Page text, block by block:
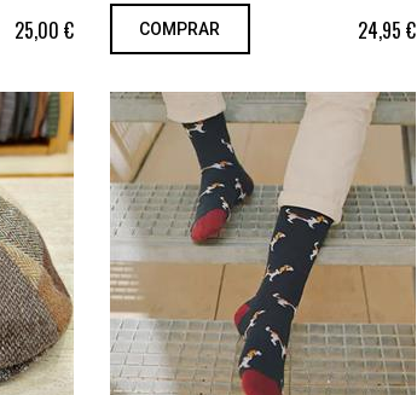
25,00 € COMPRAR 24,95 €